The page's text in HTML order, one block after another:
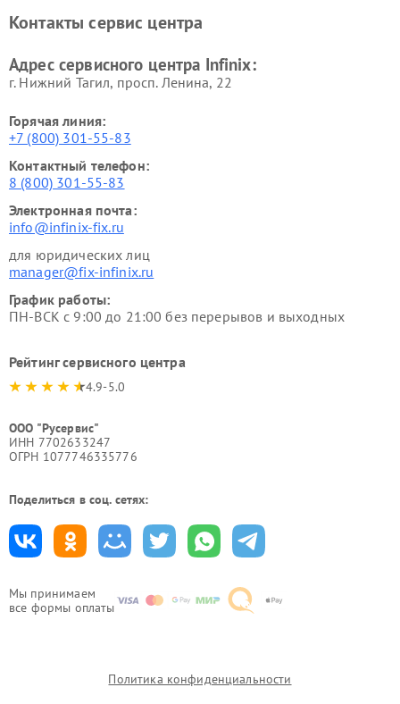
Мы принимаем
все формы оплаты
Контакты сервис центра
Адрес сервисного центра Infinix:
г. Нижний Тагил, просп. Ленина, 22
Горячая линия:
+7 (800) 301-55-83
Контактный телефон:
8 (800) 301-55-83
Электронная почта:
info@infinix-fix.ru
для юридических лиц
manager@fix-infinix.ru
График работы:
ПН-ВСК с 9:00 до 21:00 без перерывов и выходных
Рейтинг сервисного центра
4.9-5.0
ООО "Русервис"
ИНН 7702633247
ОГРН 1077746335776
Поделиться в соц. сетях:
Политика конфиденциальности